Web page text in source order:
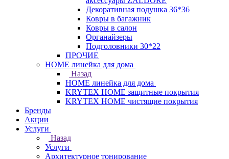
Декоративная подушка 36*36
Ковры в багажник
Ковры в салон
Органайзеры
Подголовники 30*22
ПРОЧИЕ
HOME линейка для дома
Назад
HOME линейка для дома
KRYTEX HOME защитные покрытия
KRYTEX HOME чистящие покрытия
Бренды
Акции
Услуги
Назад
Услуги
Архитектурное тонирование